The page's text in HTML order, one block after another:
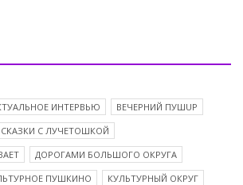
ИНТЕРВЬЮ
ВЕЧЕРНИЙ ПУШUP
СКАЗКИ С ЛУЧЕТОШКОЙ
ДОРОГАМИ БОЛЬШОГО ОКРУГА
ПУШКИНО
КУЛЬТУРНЫЙ ОКРУГ